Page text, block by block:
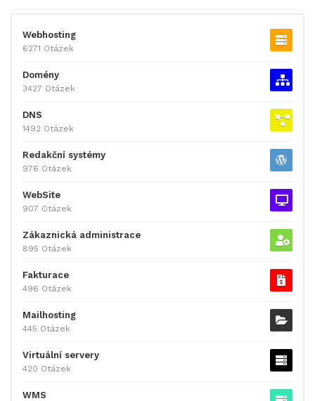
Webhosting
6271 Otázek
Domény
3427 Otázek
DNS
1492 Otázek
Redakční systémy
976 Otázek
WebSite
907 Otázek
Zákaznická administrace
895 Otázek
Fakturace
496 Otázek
Mailhosting
445 Otázek
Virtuální servery
420 Otázek
WMS